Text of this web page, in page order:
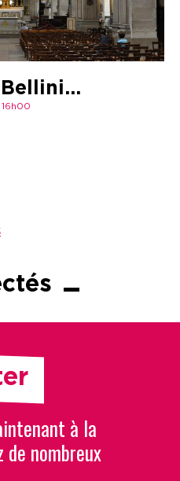
à la
nombreux